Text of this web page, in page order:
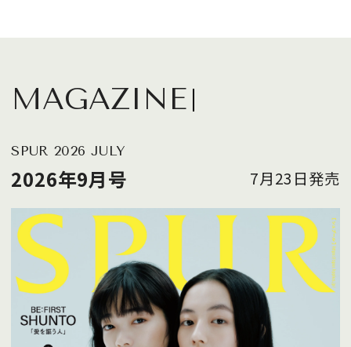
MAGAZINE
SPUR 2026 JULY
2026年9月号 7月23日発売